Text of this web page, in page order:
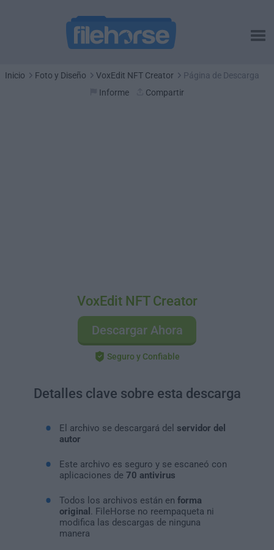
Inicio Foto y Diseño VoxEdit NFT Creator
Página de Descarga
Informe
Compartir
VoxEdit NFT Creator
Descargar Ahora
Seguro y Confiable
Detalles clave sobre esta descarga
El archivo se descargará del servidor del
autor
Este archivo es seguro y se escaneó con
aplicaciones de 70 antivirus
Todos los archivos están en forma
original
. FileHorse no reempaqueta ni
modifica las descargas de ninguna
manera